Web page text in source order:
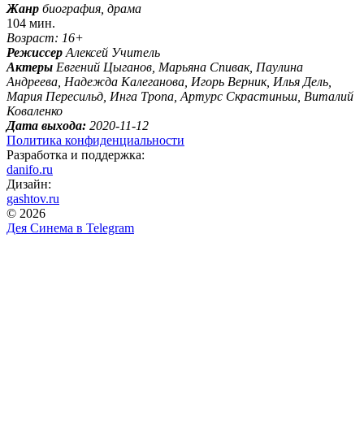
Жанр биография, драма
104 мин.
Возраст: 16+
Режиссер Алексей Учитель
Актеры Евгений Цыганов, Марьяна Спивак, Паулина
Андреева, Надежда Калеганова, Игорь Верник, Илья Дель,
Мария Пересильд, Инга Тропа, Артурс Скрастиньш, Виталий
Коваленко
Дата выхода: 2020-11-12
Политика конфиденциальности
Разработка и поддержка:
danifo.ru
Дизайн:
gashtov.ru
© 2026
Дея Синема в Telegram